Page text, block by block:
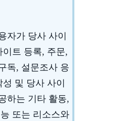
자가 당사 사이
이트 등록, 주문,
독, 설문조사 응
및 당사 사이
하는 기타 활동,
또는 리소스와